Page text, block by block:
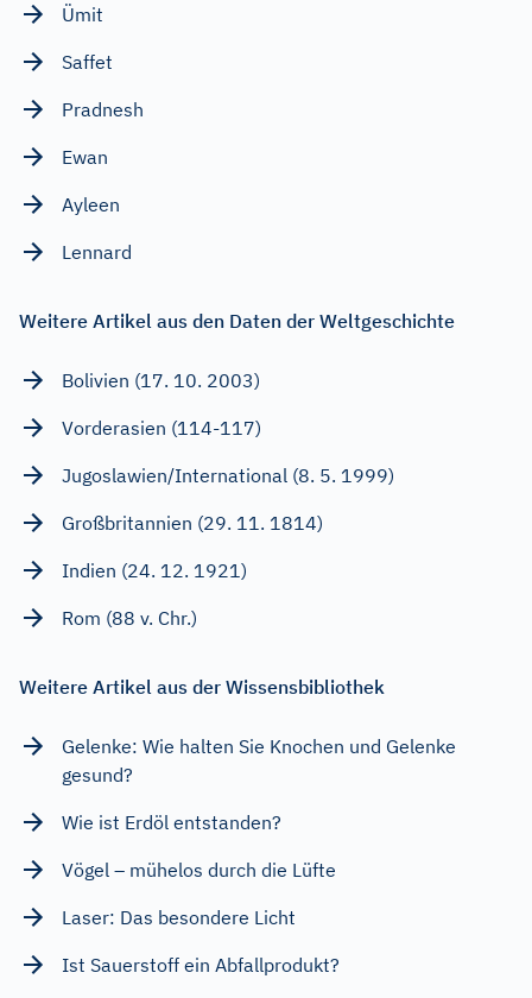
Ümit
Saffet
Pradnesh
Ewan
Ayleen
Lennard
Weitere Artikel aus den Daten der Weltgeschichte
Bolivien (17. 10. 2003)
Vorderasien (114-117)
Jugoslawien/International (8. 5. 1999)
Großbritannien (29. 11. 1814)
Indien (24. 12. 1921)
Rom (88 v. Chr.)
Weitere Artikel aus der Wissensbibliothek
Gelenke: Wie halten Sie Knochen und Gelenke
gesund?
Wie ist Erdöl entstanden?
Vögel – mühelos durch die Lüfte
Laser: Das besondere Licht
Ist Sauerstoff ein Abfallprodukt?